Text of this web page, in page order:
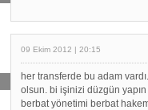
09 Ekim 2012 | 20:15
her transferde bu adam
olsun. bi işinizi düzgün
berbat yönetimi berbat